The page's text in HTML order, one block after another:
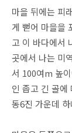
마을 뒤에는 피
게 뻗어 마을을
고 이 바다에서
곳에서 나는 미
서 100여m 높
인 좁고 긴 골에
동6진 가운데